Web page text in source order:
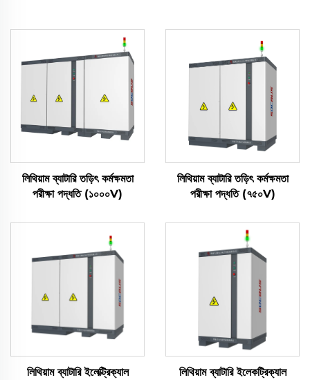
লিথিয়াম ব্যাটারি তড়িৎ কর্মক্ষমতা
পরীক্ষা পদ্ধতি (১০০০V)
লিথিয়াম ব্যাটারি তড়িৎ কর্মক্ষমতা
পরীক্ষা পদ্ধতি (৭৫০V)
লিথিয়াম ব্যাটারি ইলেক্ট্রিক্যাল
লিথিয়াম ব্যাটারি ইলেকট্রিক্যাল